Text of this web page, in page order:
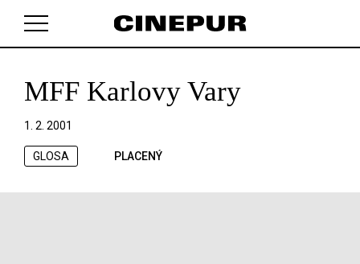
V košíku zatím nemáte žádné položky.
MFF Karlovy Vary
1. 2. 2001
GLOSA PLACENÝ